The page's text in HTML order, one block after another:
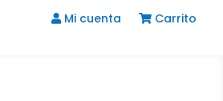
Mi cuenta Carrito